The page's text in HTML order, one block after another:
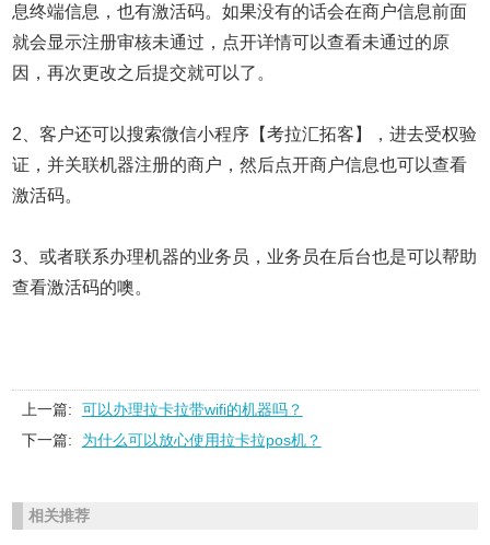
息终端信息，也有激活码。如果没有的话会在商户信息前面
就会显示注册审核未通过，点开详情可以查看未通过的原
因，再次更改之后提交就可以了。
2、客户还可以搜索微信小程序【考拉汇拓客】，进去受权验
证，并关联机器注册的商户，然后点开商户信息也可以查看
激活码。
3、或者联系办理机器的业务员，业务员在后台也是可以帮助
查看激活码的噢。
上一篇:
可以办理拉卡拉带wifi的机器吗？
下一篇:
为什么可以放心使用拉卡拉pos机？
相关推荐